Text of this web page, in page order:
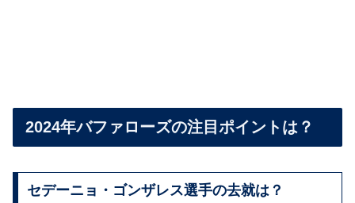
2024年バファローズの注目ポイントは？
セデーニョ・ゴンザレス選手の去就は？